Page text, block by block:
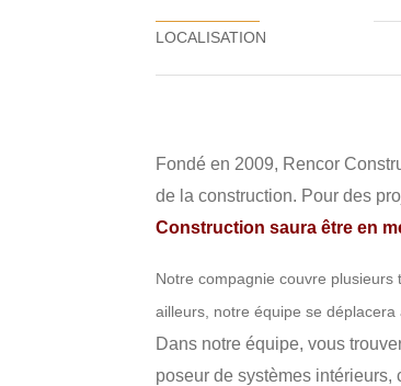
Fondé en 2009, Rencor
de la construction. Pour des
Construction saura être en
Notre compagnie couvre
ailleurs, notre équipe se
Dans notre équipe, vous
poseur de systèmes intérieurs,